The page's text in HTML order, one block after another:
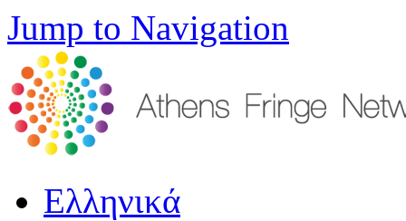
Jump to Navigation
Ελληνικά